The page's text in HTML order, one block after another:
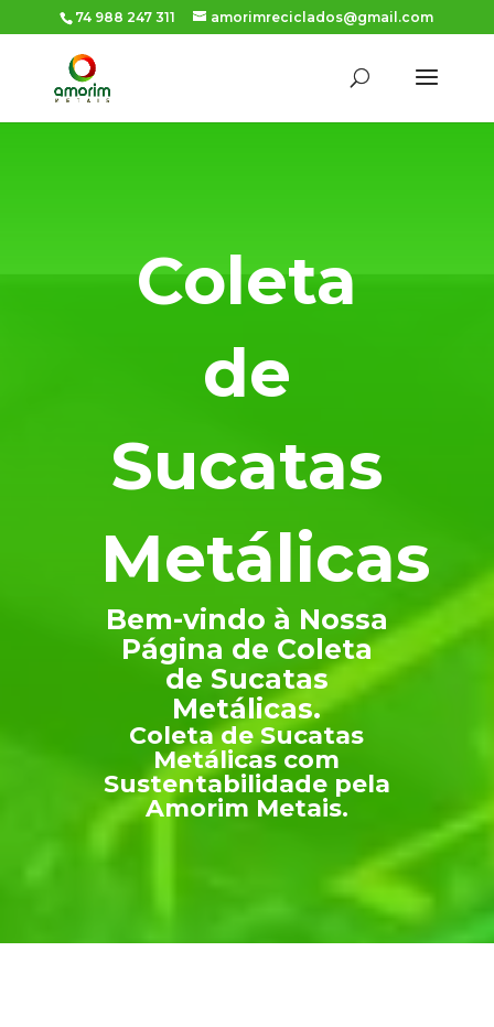
74 988 247 311 amorimreciclados@gmail.com
Coleta
de
Sucatas
Metálicas
Bem-vindo à Nossa
Página de Coleta
de Sucatas
Metálicas.
Coleta de Sucatas
Metálicas com
Sustentabilidade pela
Amorim Metais.